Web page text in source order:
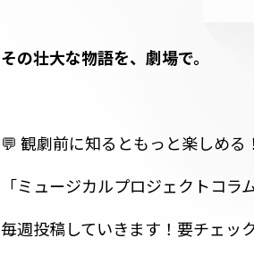
その壮大な物語を、劇場で。
💬 観劇前に知るともっと楽しめる！
「ミュージカルプロジェクトコラム
毎週投稿していきます！要チェッ